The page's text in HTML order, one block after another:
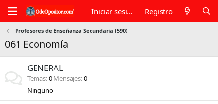
Iniciar sesión Registro
Profesores de Enseñanza Secundaria (590)
061 Economía
GENERAL
Temas 0 Mensajes 0
Ninguno